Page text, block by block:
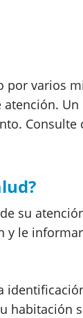
varios
su
y le
habitación